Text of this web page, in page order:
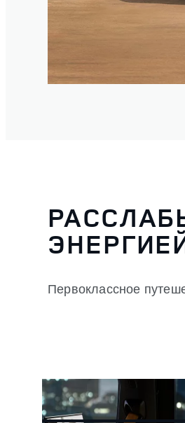
Первоклассное